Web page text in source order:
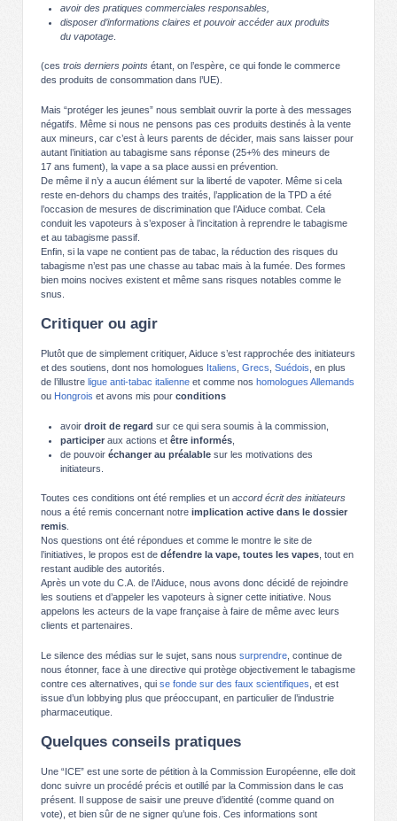
avoir des pratiques commerciales responsables,
disposer d’informations claires et pouvoir accéder aux produits
du vapotage
(ces trois derniers points étant, on l’espère, ce qui fonde le commerce
des produits de consommation dans l’UE).
Mais “protéger les jeunes” nous semblait ouvrir la porte à des messages
négatifs. Même si nous ne pensons pas ces produits destinés à la vente
aux mineurs, car c’est à leurs parents de décider, mais sans laisser pour
autant l’initiation au tabagisme sans réponse (25+% des mineurs de
17 ans fument), la vape a sa place aussi en prévention.
De même il n’y a aucun élément sur la liberté de vapoter. Même si cela
reste en-dehors du champs des traités, l’application de la TPD a été
l’occasion de mesures de discrimination que l’Aiduce combat. Cela
conduit les vapoteurs à s’exposer à l’incitation à reprendre le tabagisme
et au tabagisme passif.
Enfin, si la vape ne contient pas de tabac, la réduction des risques du
tabagisme n’est pas une chasse au tabac mais à la fumée. Des formes
bien moins nocives existent et même sans risques notables comme le
snus.
Critiquer ou agir
Plutôt que de simplement critiquer, Aiduce s’est rapprochée des initiateurs
et des soutiens, dont nos homologues Italiens Grecs Suédois , en plus
de l’illustre ligue anti-tabac italienne et comme nos homologues Allemands
ou Hongrois et avons mis pour conditions
avoir droit de regard sur ce qui sera soumis à la commission,
participer aux actions et être informés
de pouvoir échanger au préalable sur les motivations des
initiateurs.
Toutes ces conditions ont été remplies et un accord écrit des initiateurs
nous a été remis concernant notre implication active dans le dossier
remis
Nos questions ont été répondues et comme le montre le site de
l’initiatives, le propos est de défendre la vape, toutes les vapes , tout en
restant audible des autorités.
Après un vote du C.A. de l’Aiduce, nous avons donc décidé de rejoindre
les soutiens et d’appeler les vapoteurs à signer cette initiative. Nous
appelons les acteurs de la vape française à faire de même avec leurs
clients et partenaires.
Le silence des médias sur le sujet, sans nous surprendre , continue de
nous étonner, face à une directive qui protège objectivement le tabagisme
contre ces alternatives, qui se fonde sur des faux scientifiques , et est
issue d’un lobbying plus que préoccupant, en particulier de l’industrie
pharmaceutique.
Quelques conseils pratiques
Une “ICE” est une sorte de pétition à la Commission Européenne, elle doit
donc suivre un procédé précis et outillé par la Commission dans le cas
présent. Il suppose de saisir une preuve d’identité (comme quand on
vote), et bien sûr de ne signer qu’une fois. Ces informations sont